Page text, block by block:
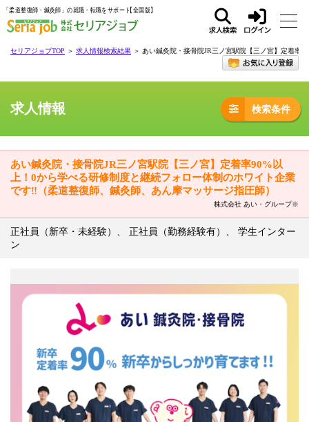
「柔道整復師・鍼灸師」の就職・転職をサポート
検索
イン
セリアジョブTOP ＞ 求人情報検索結果 ＞ あい鍼灸院・接骨院JR三ノ宮駅院【三ノ宮】定着率
求人情報 検索条件
あい鍼灸院・接骨院JR三ノ宮駅院【三ノ宮】定着率90%以
上！0から学べる研修制度と継続フォロー体制のホワイト企業
です‼（柔道整復師、鍼灸師、あん摩マッサージ指圧師）
株式会社 あい・グループ※
正社員（新卒・未経験）、 正社員（勤務経験有）、 学生インター
ン